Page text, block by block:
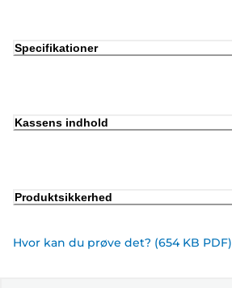
Specifikationer
Kassens indhold
Produktsikkerhed
Hvor kan du prøve det? (654 KB PDF)